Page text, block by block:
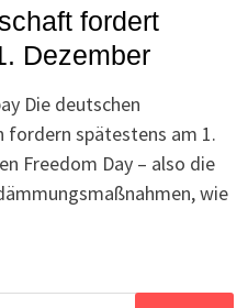
fordert
Dezember
Die deutschen
fordern spätestens am 1.
Freedom Day – also die
wie